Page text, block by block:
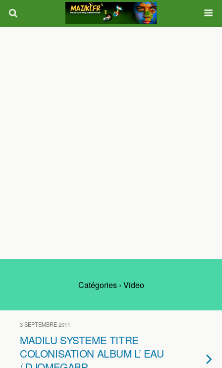
Catégories › Video
3 SEPTEMBRE 2011
MADILU SYSTEME TITRE
COLONISATION ALBUM L’ EAU